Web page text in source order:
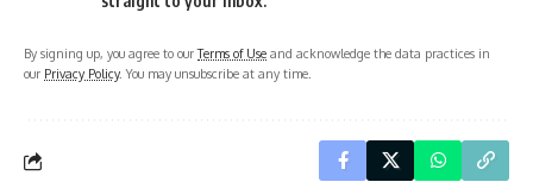
By signing up, you agree to ourTerms of Use and acknowledge the data practices in
our Privacy Policy. You may unsubscribe at any time.